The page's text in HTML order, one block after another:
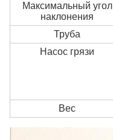
Максимальный угол
наклонения
Труба
Насос грязи
Вес